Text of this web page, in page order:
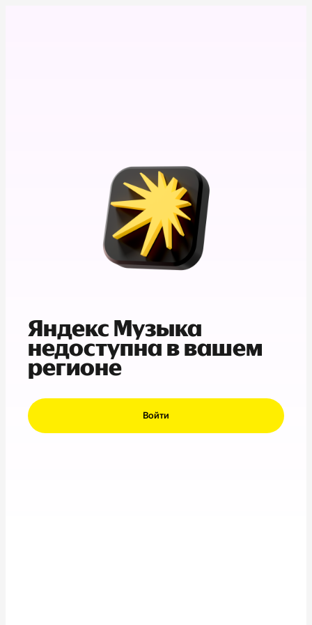
Яндекс Музыка
недоступна в вашем
регионе
Войти